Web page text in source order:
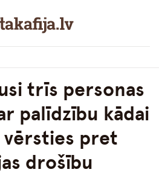
trīs personas
palīdzību kādai
pret
drošību